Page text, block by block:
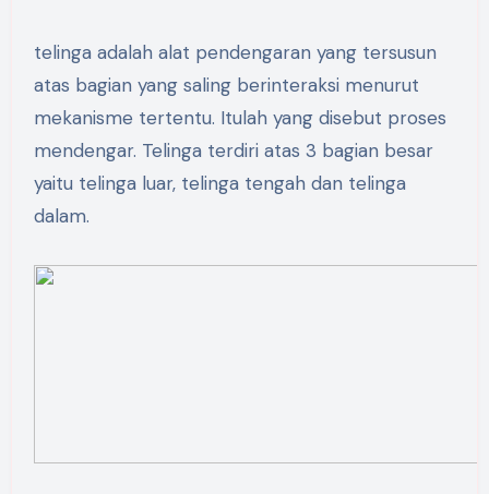
telinga adalah alat pendengaran yang tersusun
atas bagian yang saling berinteraksi menurut
mekanisme tertentu. Itulah yang disebut proses
mendengar. Telinga terdiri atas 3 bagian besar
yaitu telinga luar, telinga tengah dan telinga
dalam.